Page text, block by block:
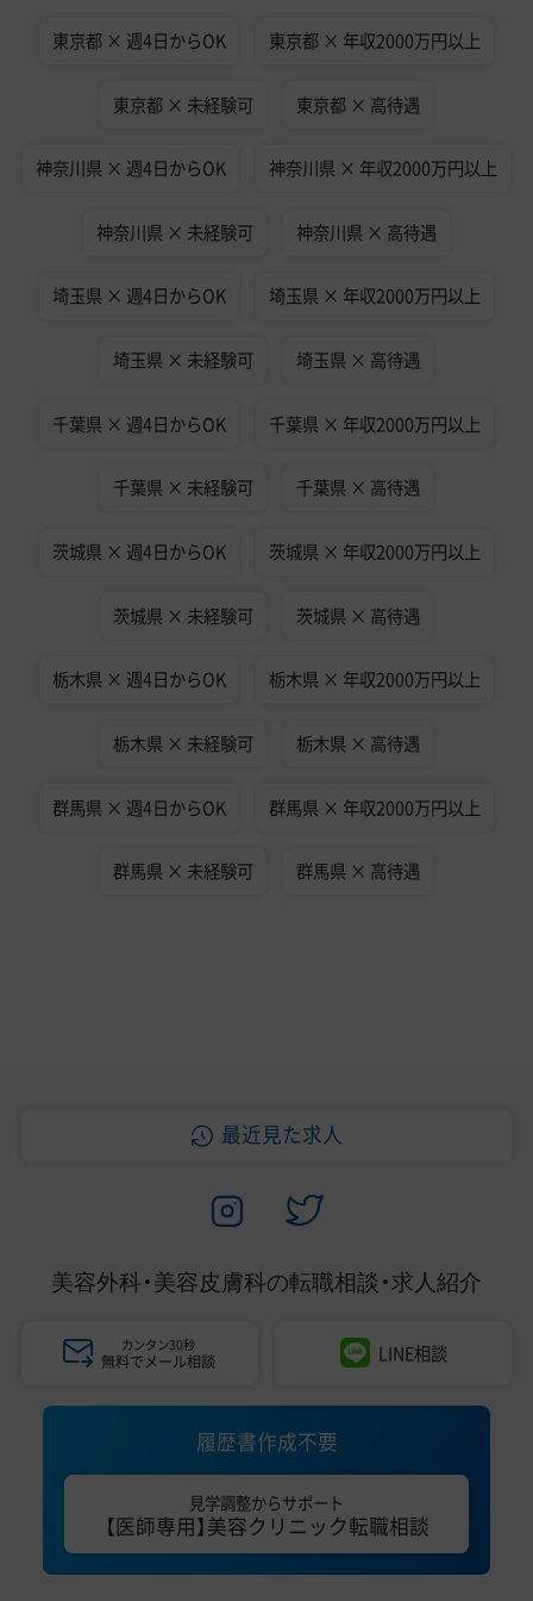
東京都 × 週4日からOK 東京都 × 年収2000万円以上
東京都 × 未経験可 東京都 × 高待遇
神奈川県 × 週4日からOK 神奈川県 × 年収2000万円以上
神奈川県 × 未経験可 神奈川県 × 高待遇
埼玉県 × 週4日からOK 埼玉県 × 年収2000万円以上
埼玉県 × 未経験可 埼玉県 × 高待遇
千葉県 × 週4日からOK 千葉県 × 年収2000万円以上
千葉県 × 未経験可 千葉県 × 高待遇
茨城県 × 週4日からOK 茨城県 × 年収2000万円以上
茨城県 × 未経験可 茨城県 × 高待遇
栃木県 × 週4日からOK 栃木県 × 年収2000万円以上
栃木県 × 未経験可 栃木県 × 高待遇
群馬県 × 週4日からOK 群馬県 × 年収2000万円以上
群馬県 × 未経験可 群馬県 × 高待遇
最近見た求人
美容外科・美容皮膚科の転職相談・求人紹介
カンタン30秒
無料でメール相談 LINE相談
履歴書作成不要
見学調整からサポート
【医師専用】美容クリニック転職相談